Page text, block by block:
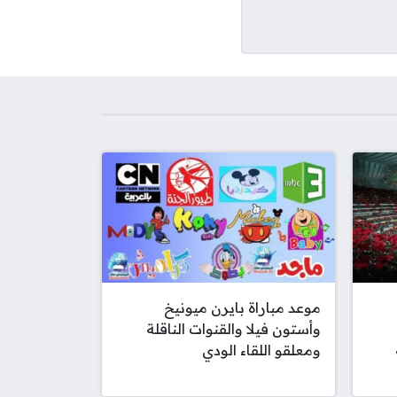
موعد مباراة بايرن ميونيخ
وأستون فيلا والقنوات الناقلة
ومعلقو اللقاء الودي